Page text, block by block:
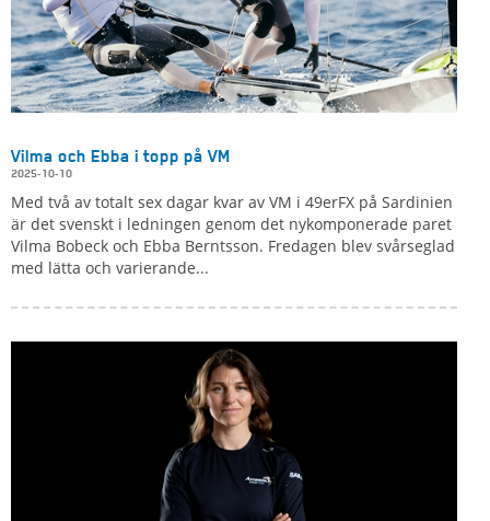
Vilma och Ebba i topp på VM
2025-10-10
Med två av totalt sex dagar kvar av VM i 49erFX på Sardinien
är det svenskt i ledningen genom det nykomponerade paret
Vilma Bobeck och Ebba Berntsson. Fredagen blev svårseglad
med lätta och varierande...